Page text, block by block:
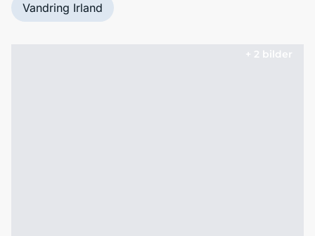
Vandring Irland
+ 2 bilder